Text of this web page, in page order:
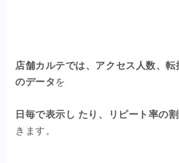
店舗カルテでは、アクセス人数、
のデータ を
日毎で表示し たり、リピート率の
きます。